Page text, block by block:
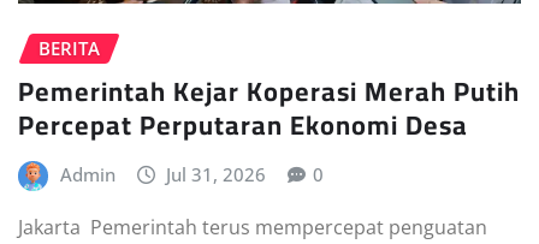
BERITA
Pemerintah Kejar Koperasi Merah Putih
Percepat Perputaran Ekonomi Desa
Admin Jul 31, 2026 0
Jakarta  Pemerintah terus mempercepat penguatan